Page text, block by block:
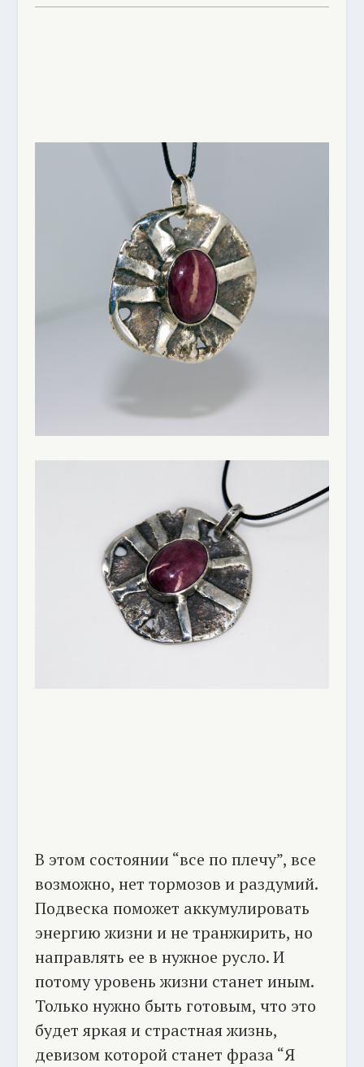
В этом состоянии “все по плечу”, все
возможно, нет тормозов и раздумий.
Подвеска поможет аккумулировать
энергию жизни и не транжирить, но
направлять ее в нужное русло. И
потому уровень жизни станет иным.
Только нужно быть готовым, что это
будет яркая и страстная жизнь,
девизом которой станет фраза “Я